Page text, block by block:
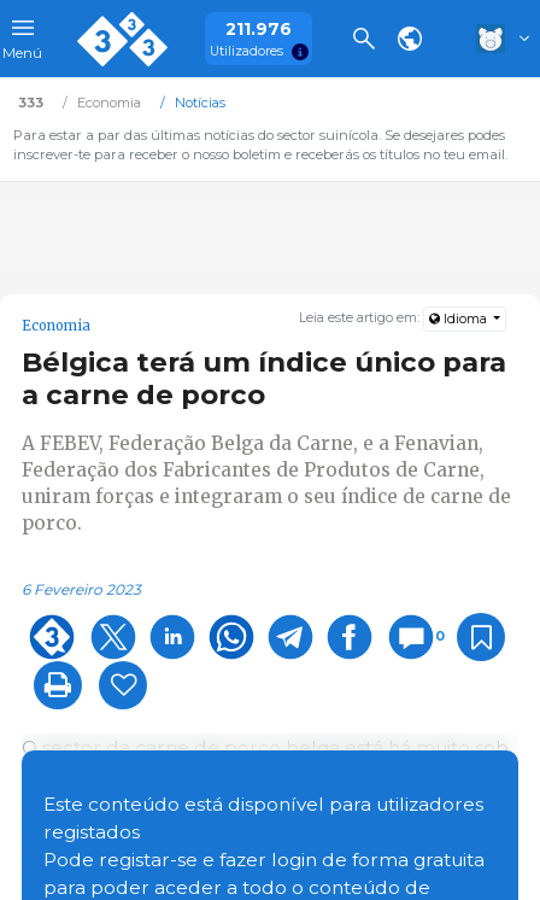
Menú
211.976
Utilizadores
333 Economia
Notícias
Para estar a par das últimas notícias do sector suinícola. Se desejares podes
inscrever-te para receber o nosso boletim e receberás os títulos no teu email.
Leia este artigo em: Idioma
Economia
Bélgica terá um índice único para
a carne de porco
A FEBEV, Federação Belga da Carne, e a Fenavian,
Federação dos Fabricantes de Produtos de Carne,
uniram forças e integraram o seu índice de carne de
porco.
6 Fevereiro 2023
0
O sector da carne de porco belga está há muito sob
ocorreram nos últimos anos. Para aumentar a
resiliência do sector, a FEBEV e a FENAVIAN
decidiram integrar os sistemas existentes que
calculam as flutuações do mercado, nomeadamente
Este conteúdo está disponível para utilizadores
registados
Pode registar-se e fazer login de forma gratuita
para poder aceder a todo o conteúdo de